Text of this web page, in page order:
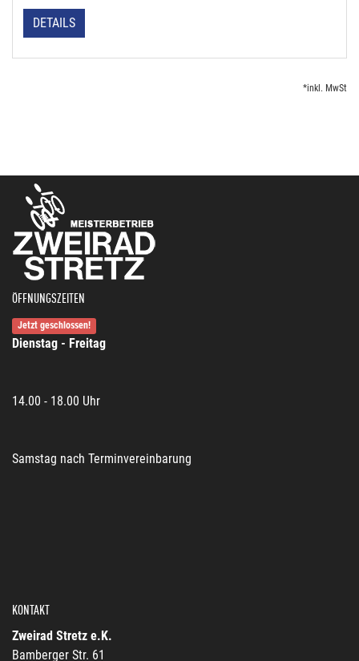
DETAILS
*inkl. MwSt
ÖFFNUNGSZEITEN
Jetzt geschlossen!
Dienstag - Freitag
14.00 - 18.00 Uhr
Samstag nach Terminvereinbarung
KONTAKT
Zweirad Stretz e.K.
Bamberger Str. 61